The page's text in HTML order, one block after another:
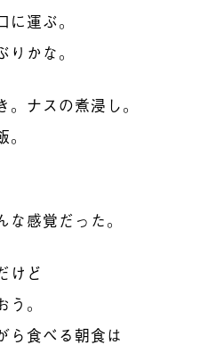
運ぶ。
かな。
ナスの煮浸し。
感覚だった。
けど
。
ら食べる朝食は